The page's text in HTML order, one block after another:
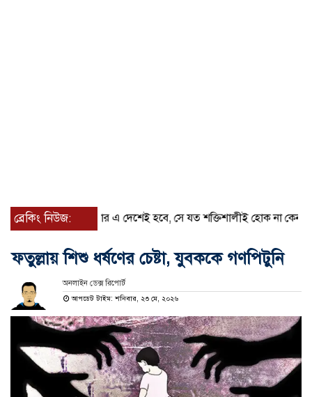
ব্রেকিং নিউজ:
অপরাধীর বিচার এ দেশেই হবে, সে যত শক্তিশালীই হোক না কেন,
ফতুল্লায় শিশু ধর্ষণের চেষ্টা, যুবককে গণপিটুনি
অনলাইন ডেক্স রিপোর্ট
আপডেট টাইম: শনিবার, ২৩ মে, ২০২৬